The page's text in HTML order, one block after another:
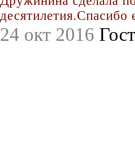
24 окт 2016